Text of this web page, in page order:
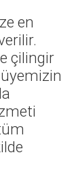
en
çilingir